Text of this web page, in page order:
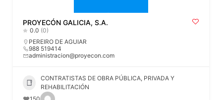
PROYECÓN GALICIA, S.A.
0.0 (0)
PEREIRO DE AGUIAR
988 519414
administracion@proyecon.com
CONTRATISTAS DE OBRA PÚBLICA, PRIVADA Y
REHABILITACIÓN